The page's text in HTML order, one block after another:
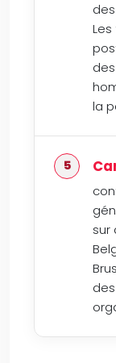
la
sur